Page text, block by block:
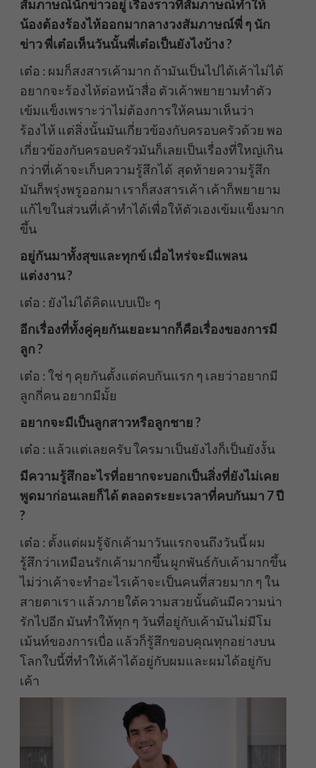
สัมภาษณ์นักข่าวอยู่ เรื่องราวที่สัมภาษณ์ทำให้
น้องต้องร้องไห้ออกมากลางวงสัมภาษณ์พี่ ๆ นัก
ข่าว พี่เต๋อเห็นวันนั้นพี่เต๋อเป็นยังไงบ้าง ?
เต๋อ : ผมก็สงสารเค้ามาก ถ้ามันเป็นไปได้เค้าไม่ได้
อยากจะร้องไห้ต่อหน้าสื่อ ตัวเค้าพยายามทำตัว
เข้มแข็งเพราะว่าไม่ต้องการให้คนมาเห็นว่า
ร้องไห้ แต่สิ่งนั้นมันเกี่ยวข้องกับครอบครัวด้วย พอ
เกี่ยวข้องกับครอบครัวมันก็เลยเป็นเรื่องที่ใหญ่เกิน
กว่าที่เค้าจะเก็บความรู้สึกได้ สุดท้ายความรู้สึก
มันก็พรุ่งพรูออกมา เราก็สงสารเค้า เค้าก็พยายาม
แก้ไขในส่วนที่เค้าทำได้เพื่อให้ตัวเองเข้มแข็งมาก
ขึ้น
อยู่กันมาทั้งสุขและทุกข์ เมื่อไหร่จะมีแพลน
แต่งงาน ?
เต๋อ : ยังไม่ได้คิดแบบเป๊ะ ๆ
อีกเรื่องที่ทั้งคู่คุยกันเยอะมากก็คือเรื่องของการมี
ลูก ?
เต๋อ : ใช่ ๆ คุยกันตั้งแต่คบกันแรก ๆ เลยว่าอยากมี
ลูกกี่คน อยากมีมั้ย
อยากจะมีเป็นลูกสาวหรือลูกชาย ?
เต๋อ : แล้วแต่เลยครับ ใครมาเป็นยังไงก็เป็นยังงั้น
มีความรู้สึกอะไรที่อยากจะบอกเป็นสิ่งที่ยังไม่เคย
พูดมาก่อนเลยก็ได้ ตลอดระยะเวลาที่คบกันมา 7 ปี
?
เต๋อ : ตั้งแต่ผมรู้จักเค้ามาวันแรกจนถึงวันนี้ ผม
รู้สึกว่าเหมือนรักเค้ามากขึ้น ผูกพันธ์กับเค้ามากขึ้น
ไม่ว่าเค้าจะทำอะไรเค้าจะเป็นคนที่สวยมาก ๆ ใน
สายตาเรา แล้วภายใต้ความสวยนั้นดันมีความน่า
รักไปอีก มันทำให้ทุก ๆ วันที่อยู่กับเค้ามันไม่มีโม
เม้นท์ของการเบื่อ แล้วก็รู้สึกขอบคุณทุกอย่างบน
โลกใบนี้ที่ทำให้เค้าได้อยู่กับผมและผมได้อยู่กับ
เค้า